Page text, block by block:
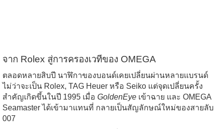
จาก Rolex สู่การครองเวทีของ OMEGA
ตลอดหลายสิบปี นาฬิกาของบอนด์เคยเปลี่ยนผ่านหลายแบรนด์
ไม่ว่าจะเป็น Rolex, TAG Heuer หรือ Seiko แต่จุดเปลี่ยนครั้ง
สำคัญเกิดขึ้นในปี 1995 เมื่อ GoldenEye เข้าฉาย และ OMEGA
Seamaster ได้เข้ามาแทนที่ กลายเป็นสัญลักษณ์ใหม่ของสายลับ
007